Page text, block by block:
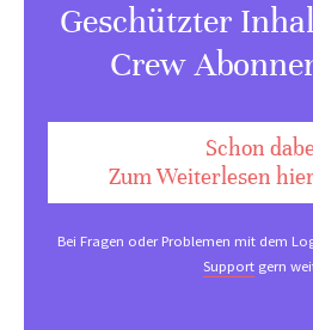
Geschützter
Crew
Schon
Zum Weiterlesen
Bei Fragen oder Problemen mit dem
Support gern